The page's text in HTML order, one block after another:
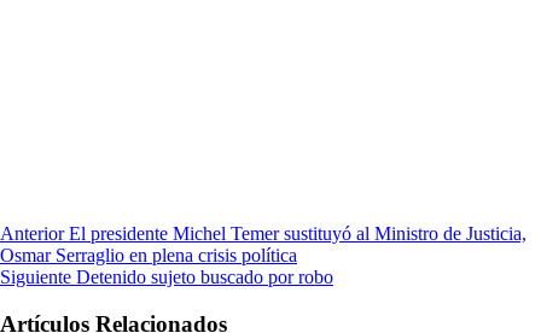
Anterior El presidente Michel Temer sustituyó al Ministro de Justicia,
Osmar Serraglio en plena crisis política
Siguiente Detenido sujeto buscado por robo
Artículos Relacionados